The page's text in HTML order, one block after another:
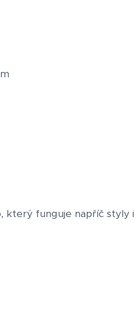
který funguje napříč styly i